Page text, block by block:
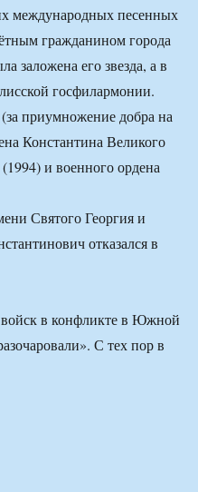
международных песенных
гражданином города
заложена его звезда, а в
госфилармонии.
приумножение добра на
Константина Великого
и военного ордена
Святого Георгия и
отказался в
войск в конфликте в Южной
С тех пор в